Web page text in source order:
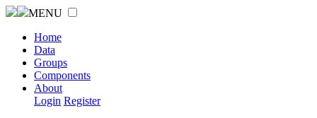
MENU
Home
Data
Groups
Components
About
Login Register